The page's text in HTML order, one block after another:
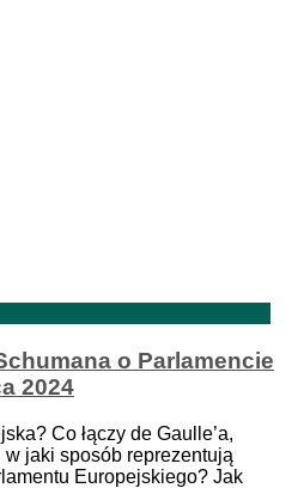
o Parlamencie
2024
Co łączy de Gaulle’a,
jaki sposób reprezentują
Europejskiego? Jak